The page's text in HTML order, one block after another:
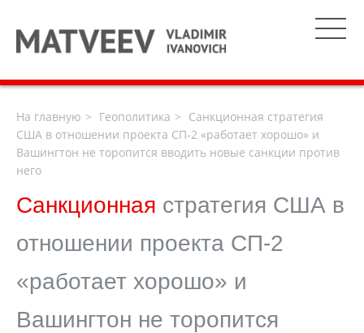
На главную Геополитика
Санкционная стратегия
США в отношении проекта СП-2 «работает хорошо» и
Вашингтон не торопится вводить новые санкции против
него
Санкционная стратегия США в
отношении проекта СП-2
«работает хорошо» и
Вашингтон не торопится